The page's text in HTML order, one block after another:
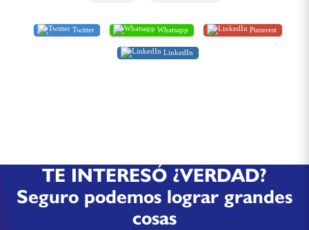
Twitter Whatsapp Pinterest
LinkedIn
TE INTERESÓ ¿VERDAD?
Seguro podemos lograr grandes
cosas